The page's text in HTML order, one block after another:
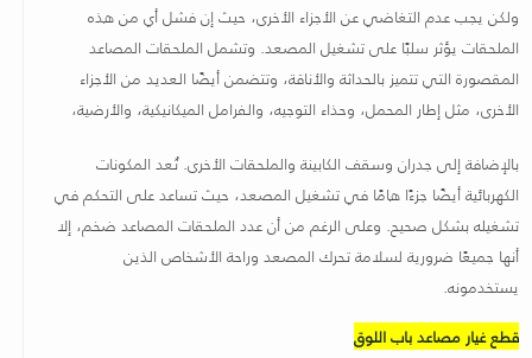
ولكن يجب عدم التغاضي عن الأجزاء الأخرى، حيث إن فشل أي من هذه
الملحقات يؤثر سلبًا على تشغيل المصعد. وتشمل الملحقات المصاعد
المقصورة التي تتميز بالحداثة والأناقة، وتتضمن أيضًا العديد من الأجزاء
الأخرى، مثل إطار المحمل، وحذاء التوجيه، والفرامل الميكانيكية، والأرضية،
بالإضافة إلى جدران وسقف الكابينة والملحقات الأخرى. تُعد المكونات
الكهربائية أيضًا جزءًا هامًا في تشغيل المصعد، حيث تساعد على التحكم في
تشغيله بشكل صحيح. وعلى الرغم من أن عدد الملحقات المصاعد ضخم، إلا
أنها جميعًا ضرورية لسلامة تحرك المصعد وراحة الأشخاص الذين
يستخدمونه.
قطع غيار مصاعد باب اللوق